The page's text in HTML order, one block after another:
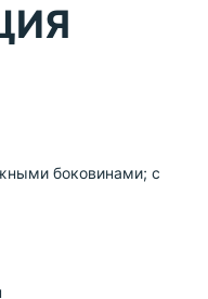
боковинами; с